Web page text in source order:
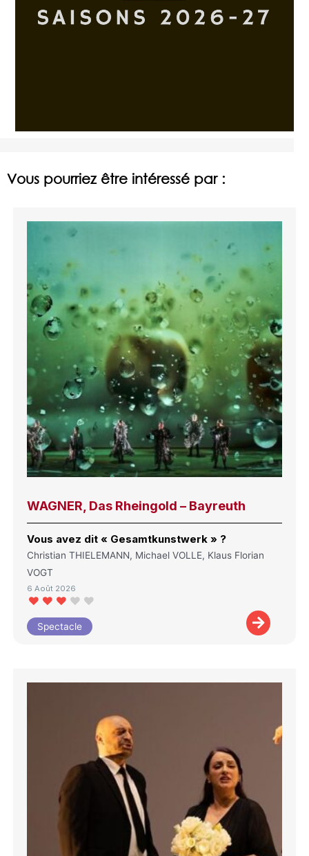
Vous pourriez être intéressé par :
WAGNER, Das Rheingold – Bayreuth
Vous avez dit « Gesamtkunstwerk » ?
Christian THIELEMANN, Michael VOLLE, Klaus Florian
VOGT
6 Août 2026
Spectacle